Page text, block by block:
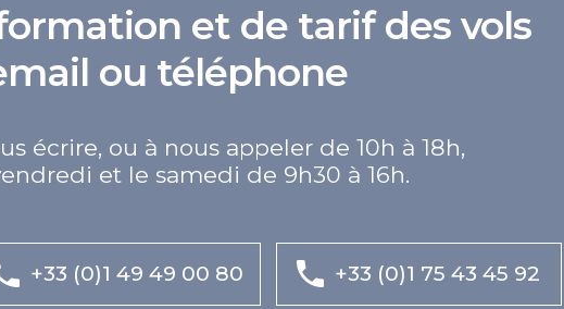
et de tarif des vols
ou téléphone
écrire, ou à nous appeler de 10h à 18h,
et le samedi de 9h30 à 16h.
+33 (0)1 49 49 00 80 +33 (0)1 75 43 45 92